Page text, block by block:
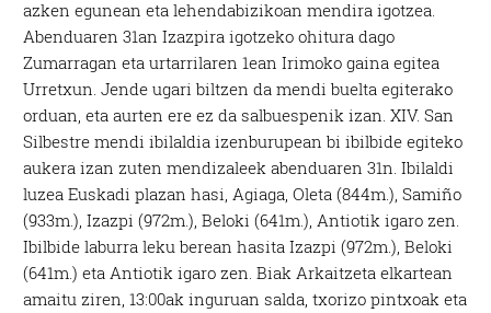
azken egunean eta lehendabizikoan mendira igotzea.
Abenduaren 31an Izazpira igotzeko ohitura dago
Zumarragan eta urtarrilaren 1ean Irimoko gaina egitea
Urretxun. Jende ugari biltzen da mendi buelta egiterako
orduan, eta aurten ere ez da salbuespenik izan. XIV. San
Silbestre mendi ibilaldia izenburupean bi ibilbide egiteko
aukera izan zuten mendizaleek abenduaren 31n. Ibilaldi
luzea Euskadi plazan hasi, Agiaga, Oleta (844m.), Samiño
(933m.), Izazpi (972m.), Beloki (641m.), Antiotik igaro zen.
Ibilbide laburra leku berean hasita Izazpi (972m.), Beloki
(641m.) eta Antiotik igaro zen. Biak Arkaitzeta elkartean
amaitu ziren, 13:00ak inguruan salda, txorizo pintxoak eta